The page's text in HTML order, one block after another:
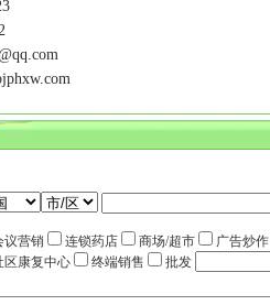
议营销 连锁药店 商场/超市
广告炒
区康复中心
终端销售 批发